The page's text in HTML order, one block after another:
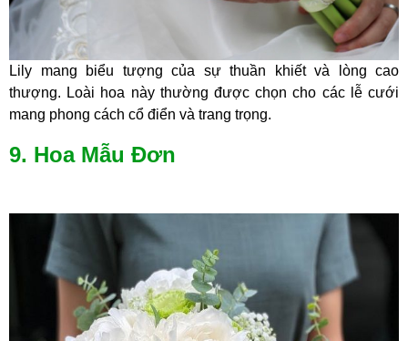
Lily mang biểu tượng của sự thuần khiết và lòng cao
thượng. Loài hoa này thường được chọn cho các lễ cưới
mang phong cách cổ điển và trang trọng.
9. Hoa Mẫu Đơn